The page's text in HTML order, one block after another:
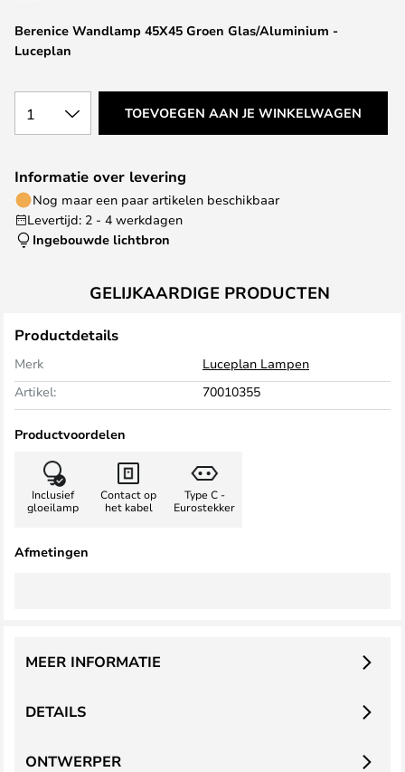
gallerij
Berenice Wandlamp 45X45 Groen Glas/Aluminium -
Luceplan
1 TOEVOEGEN AAN JE WINKELWAGEN
Informatie over levering
Nog maar een paar artikelen beschikbaar
Levertijd: 2 - 4 werkdagen
Ingebouwde lichtbron
GELIJKAARDIGE PRODUCTEN
Productdetails
Merk
Luceplan Lampen
Artikel:
70010355
Productvoordelen
Inclusief
gloeilamp
Contact op
het kabel
Type C -
Eurostekker
Afmetingen
DETAILS
MEER INFORMATIE
ONTWERPER